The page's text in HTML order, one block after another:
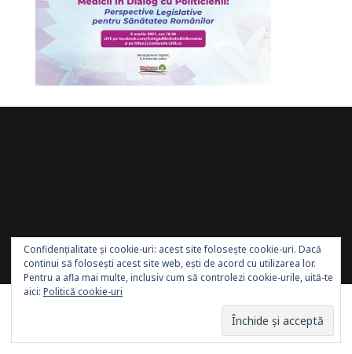
Site administrat de:Sănătatea Press Group. Toate
drepturile rezervate.
Confidențialitate și cookie-uri: acest site folosește cookie-uri. Dacă
continui să folosești acest site web, ești de acord cu utilizarea lor.
Pentru a afla mai multe, inclusiv cum să controlezi cookie-urile, uită-te
aici: Politică cookie-uri